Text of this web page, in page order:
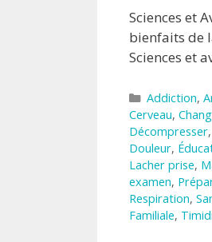
Sciences et
bienfaits de
Sciences et
Catégories
Addiction,
Cerveau,
Décompresser,
Douleur,
Lacher prise,
examen,
Respiration,
Familiale,